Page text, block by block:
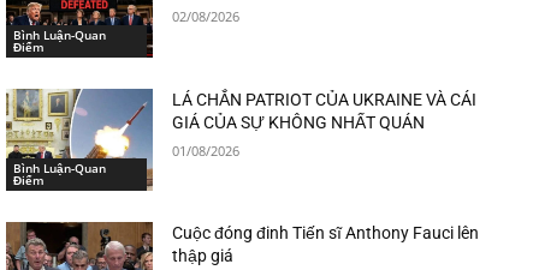
Bình Luận-Quan
Điểm
02/08/2026
Bình Luận-Quan
Điểm
LÁ CHẮN PATRIOT CỦA UKRAINE VÀ CÁI
GIÁ CỦA SỰ KHÔNG NHẤT QUÁN
01/08/2026
Cuộc đóng đinh Tiến sĩ Anthony Fauci lên
thập giá